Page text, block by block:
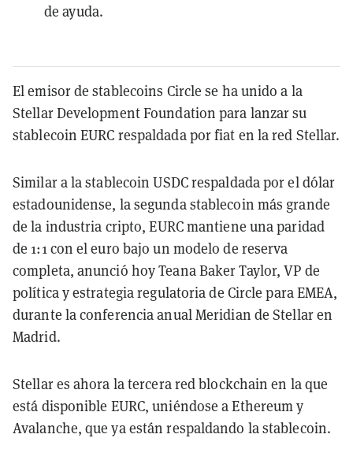
de ayuda.
El emisor de stablecoins Circle se ha unido a la
Stellar Development Foundation para lanzar su
stablecoin EURC respaldada por fiat en la red Stellar.
Similar a la stablecoin USDC respaldada por el dólar
estadounidense, la segunda stablecoin más grande
de la industria cripto, EURC mantiene una paridad
de 1:1 con el euro bajo un modelo de reserva
completa, anunció hoy Teana Baker Taylor, VP de
política y estrategia regulatoria de Circle para EMEA,
durante la conferencia anual Meridian de Stellar en
Madrid.
Stellar es ahora la tercera red blockchain en la que
está disponible EURC, uniéndose a Ethereum y
Avalanche, que ya están respaldando la stablecoin.